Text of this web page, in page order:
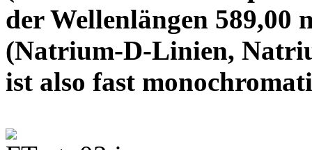
der Wellenlängen 589,00
(Natrium-D-Linien,
ist also fast